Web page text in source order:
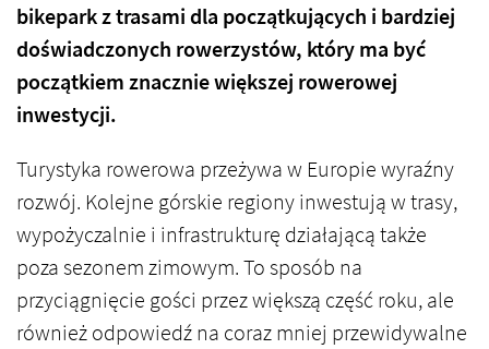
bikepark z trasami dla początkujących i bardziej
doświadczonych rowerzystów, który ma być
początkiem znacznie większej rowerowej
inwestycji.
Turystyka rowerowa przeżywa w Europie wyraźny
rozwój. Kolejne górskie regiony inwestują w trasy,
wypożyczalnie i infrastrukturę działającą także
poza sezonem zimowym. To sposób na
przyciągnięcie gości przez większą część roku, ale
również odpowiedź na coraz mniej przewidywalne